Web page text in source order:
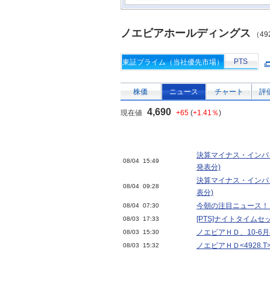
ノエビアホールディングス （
東証プライム（当社優先市場） PTS
株価 ニュース チャート 評
現在値 4,690 +65 (+1.41％)
08/04 15:49
決算マイナス・イン
発表分)
08/04 09:28
決算マイナス・イン
表分)
08/04 07:30 今朝の注目ニュース
08/03 17:33 [PTS]ナイトタイム
08/03 15:30 ノエビアＨＤ、10-6
08/03 15:32 ノエビアＨＤ